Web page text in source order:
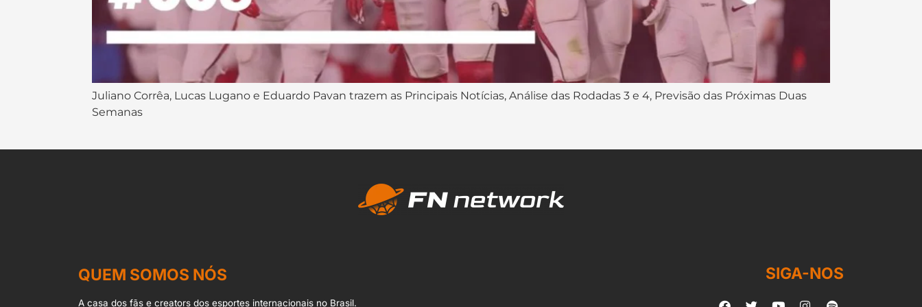
Juliano Corrêa, Lucas Lugano e Eduardo Pavan trazem as Principais Notícias, Análise das Rodadas 3 e 4, Previsão das Próximas Duas
Semanas
QUEM SOMOS NÓS
A casa dos fãs e creators dos esportes internacionais no Brasil.
SIGA-NOS